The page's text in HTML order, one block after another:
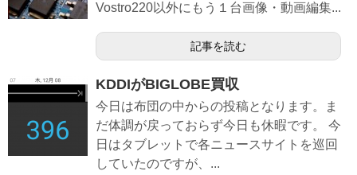
Vostro220以外にもう１台画像・動画編集...
記事を読む
KDDIがBIGLOBE買収
今日は布団の中からの投稿となります。ま
だ体調が戻っておらず今日も休暇です。 今
日はタブレットで各ニュースサイトを巡回
していたのですが、...